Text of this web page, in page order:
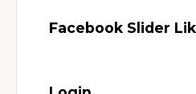
Facebook Slider